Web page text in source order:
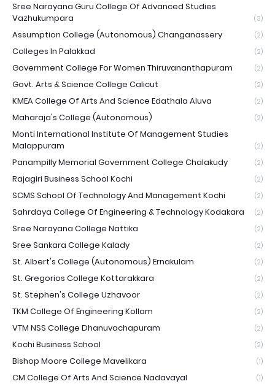
Sree Narayana Guru College Of Advanced Studies
Vazhukumpara
(3)
Assumption College (Autonomous) Changanassery (2)
Colleges In Palakkad (2)
Government College For Women Thiruvananthapuram (2)
Govt. Arts & Science College Calicut (2)
KMEA College Of Arts And Science Edathala Aluva (2)
Maharaja's College (Autonomous) (2)
Monti International Institute Of Management Studies
Malappuram
(2)
Panampilly Memorial Government College Chalakudy (2)
Rajagiri Business School Kochi (2)
SCMS School Of Technology And Management Kochi (2)
Sahrdaya College Of Engineering & Technology Kodakara (2)
Sree Narayana College Nattika (2)
Sree Sankara College Kalady (2)
St. Albert's College (Autonomous) Ernakulam (2)
St. Gregorios College Kottarakkara (2)
St. Stephen's College Uzhavoor (2)
TKM College Of Engineering Kollam (2)
VTM NSS College Dhanuvachapuram (2)
Kochi Business School (2)
Bishop Moore College Mavelikara (1)
CM College Of Arts And Science Nadavayal (1)